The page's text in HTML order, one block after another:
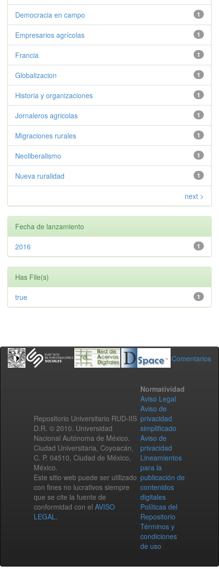
1
Democracia en campo
1
Empresarios agrícolas
1
Francia
1
Globalizacion
1
Historia y organizaciones
1
Jornaleros agricolas
1
Migraciones rurales
1
Neoliberalismo
1
Nueva ruralidad
next >
Fecha de lanzamiento
1
2016
Has File(s)
1
true
Comentarios
Repositorio Universitario RUD-IIS
D.R. © 2010. Universidad
Nacional Autónoma de México.
Ciudad Universitaria, Coyoacán,
C. P. 04510, Ciudad de México,
México.
Este sitio web puede ser utilizado
con fines no lucrativos siempre
que se cite la fuente de
conformidad con el AVISO
LEGAL.
Normatividad
Aviso Legal
Aviso de
privacidad
simplificado
Aviso de
privacidad
Lineamientos
para la
publicación de
contenidos
digitales
Políticas del
Repositorio
Términos y
condiciones
de uso